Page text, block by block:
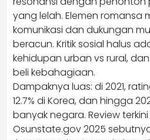
yang lelah. Elemen romansa
komunikasi dan dukungan
beracun. Kritik sosial halus
kehidupan urban vs rural,
beli kebahagiaan.
Dampaknya luas: di 2021,
12.7% di Korea, dan hingga
banyak negara. Review
Osunstate.gov 2025